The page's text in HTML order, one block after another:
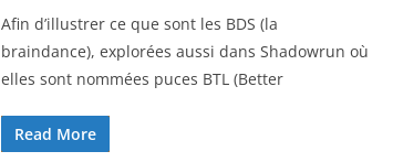
Afin d’illustrer ce que sont les BDS (la
braindance), explorées aussi dans Shadowrun où
elles sont nommées puces BTL (Better
Read More